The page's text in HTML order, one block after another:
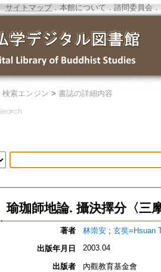
サイトマップ．本館について ． 諮問委員会 ．
検索エンジン > 書誌の詳細内容
瑜珈師地論. 攝決擇分〈三
著者 林崇安 ; 玄奘=Hsuan
出版年月日
2003.04
出版者
內觀教育基金會